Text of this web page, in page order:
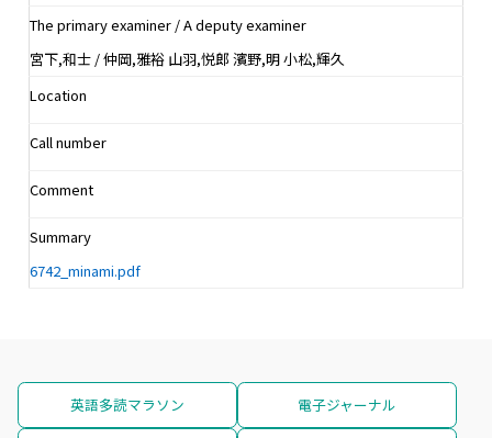
The primary examiner / A deputy examiner
宮下,和士 / 仲岡,雅裕 山羽,悦郎 濱野,明 小松,輝久
Location
Call number
Comment
Summary
6742_minami.pdf
英語多読マラソン 電子ジャーナル